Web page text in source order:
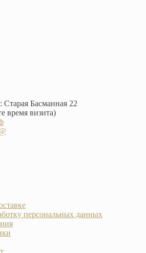
Басманная 22
время визита)
персональных данных